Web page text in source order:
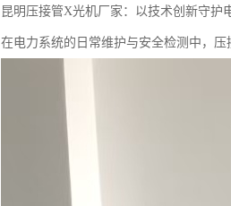
昆明压接管X光机厂家：以技术创新守护
在电力系统的日常维护与安全检测中，